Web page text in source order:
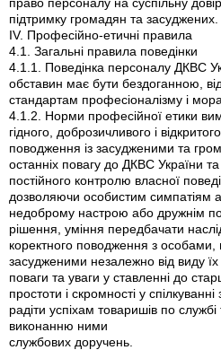
підтримку громадян та засуджених.
IV. Професійно-етичні правила
4.1. Загальні правила поведінки
4.1.1. Поведінка персоналу ДКВС
обставин має бути бездоганною,
стандартам професіоналізму і
4.1.2. Норми професійної етики
гідного, доброзичливого і
поводження із засудженими та
останніх повагу до ДКВС України та
постійного контролю власної
дозволяючи особистим симпатіям
недоброму настрою або дружнім
рішення, уміння передбачати
коректного поводження з особами,
засудженими незалежно від виду
поваги та уваги у ставленні до
простоти і скромності у
радіти успіхам товаришів по
виконанню ними
службових доручень.